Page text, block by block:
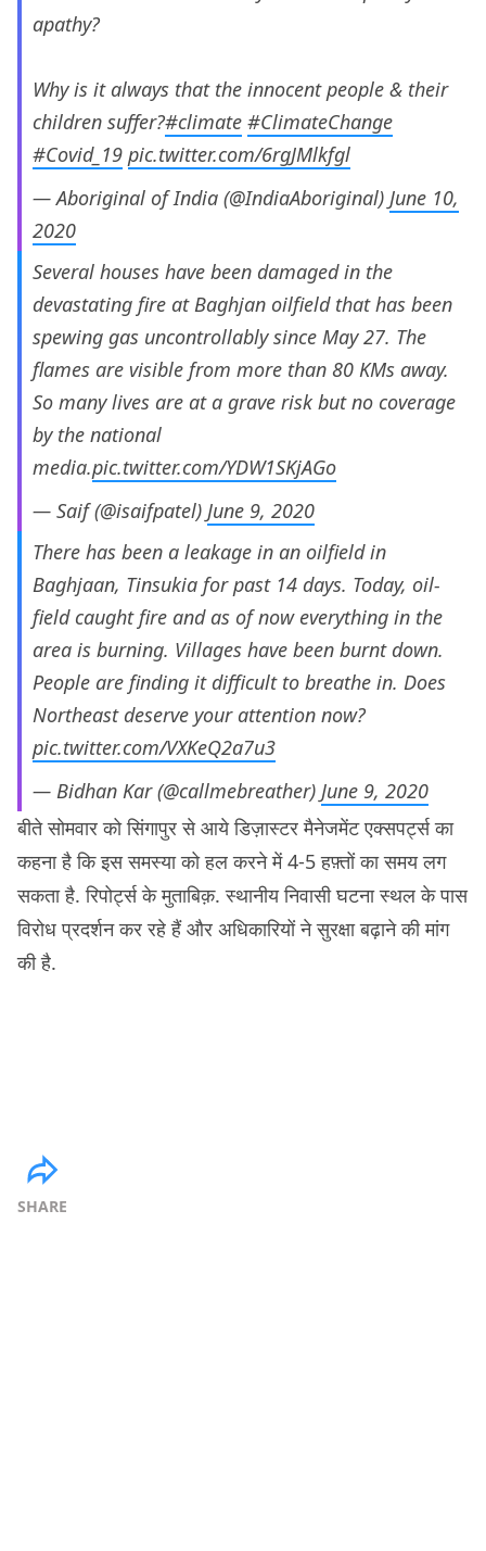
apathy?
Why is it always that the innocent people & their
children suffer?#climate #ClimateChange
#Covid_19 pic.twitter.com/6rgJMlkfgl
— Aboriginal of India (@IndiaAboriginal) June 10,
2020
Several houses have been damaged in the
devastating fire at Baghjan oilfield that has been
spewing gas uncontrollably since May 27. The
flames are visible from more than 80 KMs away.
So many lives are at a grave risk but no coverage
by the national
media.pic.twitter.com/YDW1SKjAGo
— Saif (@isaifpatel) June 9, 2020
There has been a leakage in an oilfield in
Baghjaan, Tinsukia for past 14 days. Today, oil-
field caught fire and as of now everything in the
area is burning. Villages have been burnt down.
People are finding it difficult to breathe in. Does
Northeast deserve your attention now?
pic.twitter.com/VXKeQ2a7u3
— Bidhan Kar (@callmebreather) June 9, 2020
बीते सोमवार को सिंगापुर से आये डिज़ास्टर मैनेजमेंट एक्सपर्ट्स का
कहना है कि इस समस्या को हल करने में 4-5 हफ़्तों का समय लग
सकता है. रिपोर्ट्स के मुताबिक़. स्थानीय निवासी घटना स्थल के पास
विरोध प्रदर्शन कर रहे हैं और अधिकारियों ने सुरक्षा बढ़ाने की मांग
की है.
SHARE